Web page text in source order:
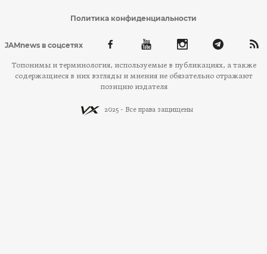
Политика конфиденциальности
JAMnews в соцсетях
Топонимы и терминология, используемые в публикациях, а также
содержащиеся в них взгляды и мнения не обязательно отражают
позицию издателя
2025 - Все права защищены